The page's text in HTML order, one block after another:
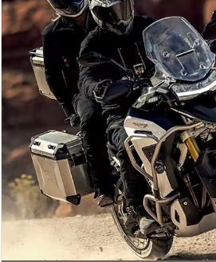
parcelas mais baixas
CONTRATE AQUI